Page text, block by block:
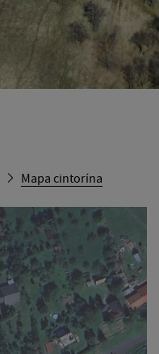
Mapa cintorína